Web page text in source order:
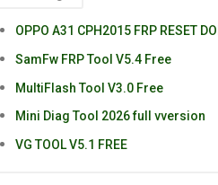
OPPO A31 CPH2015 FRP RESET
SamFw FRP Tool V5.4 Free
MultiFlash Tool V3.0 Free
Mini Diag Tool 2026 full vversion
VG TOOL V5.1 FREE